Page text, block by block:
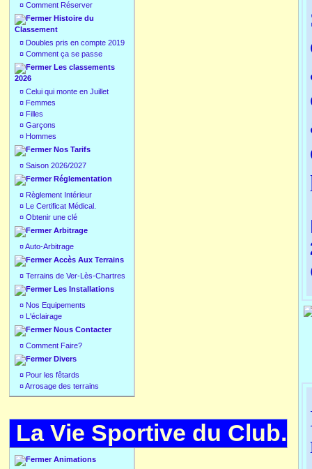
¤ Comment Réserver
Histoire du
Classement
¤ Doubles pris en compte 2019
¤ Comment ça se passe
Les classements
2026
¤ Celui qui monte en Juillet
¤ Femmes
¤ Filles
¤ Garçons
¤ Hommes
Nos Tarifs
¤ Saison 2026/2027
Réglementation
¤ Règlement Intérieur
¤ Le Certificat Médical.
¤ Obtenir une clé
Arbitrage
¤Auto-Arbitrage
Accès Aux Terrains
¤ Terrains de Ver-Lès-Chartres
Les Installations
¤ Nos Equipements
¤ L'éclairage
Nous Contacter
¤ Comment Faire?
Divers
¤ Pour les fêtards
¤Arrosage des terrains
La Vie Sportive du Club.
Animations